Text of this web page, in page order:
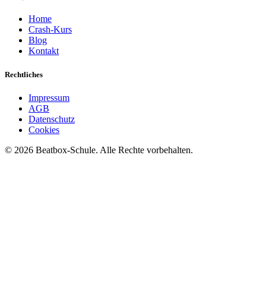
Home
Crash-Kurs
Blog
Kontakt
Rechtliches
Impressum
AGB
Datenschutz
Cookies
© 2026 Beatbox-Schule. Alle Rechte vorbehalten.